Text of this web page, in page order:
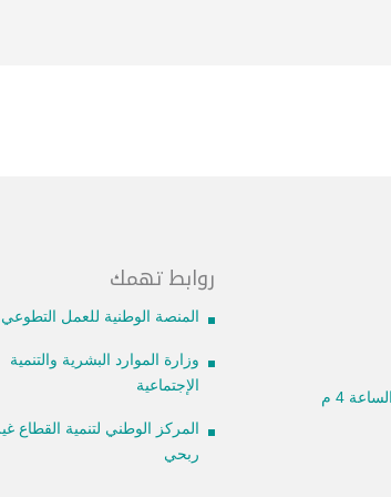
روابط تهمك
المنصة الوطنية للعمل التطوعي
وزارة الموارد البشرية والتنمية
الإجتماعية
المركز الوطني لتنمية القطاع
ربحي